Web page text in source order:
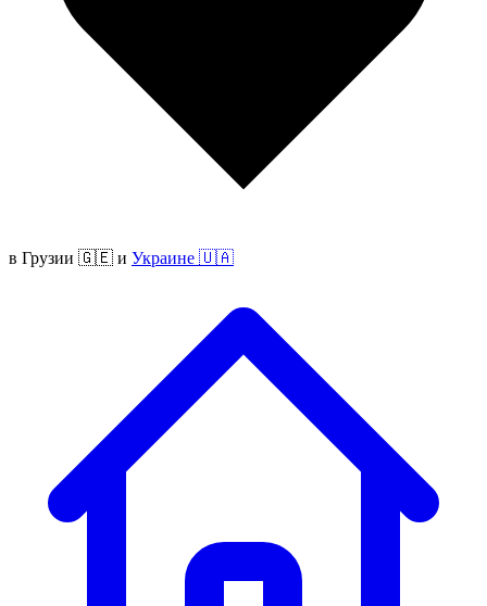
в Грузии 🇬🇪 и Украине 🇺🇦